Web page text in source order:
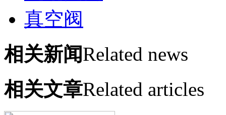
真空阀
相关新闻Related news
相关文章Related articles